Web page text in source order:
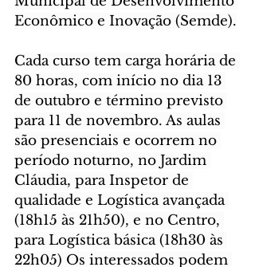
Econômico e Inovação (Semde).
Cada curso tem carga horária de
80 horas, com início no dia 13
de outubro e término previsto
para 11 de novembro. As aulas
são presenciais e ocorrem no
período noturno, no Jardim
Cláudia, para Inspetor de
qualidade e Logística avançada
(18h15 às 21h50), e no Centro,
para Logística básica (18h30 às
22h05) Os interessados podem